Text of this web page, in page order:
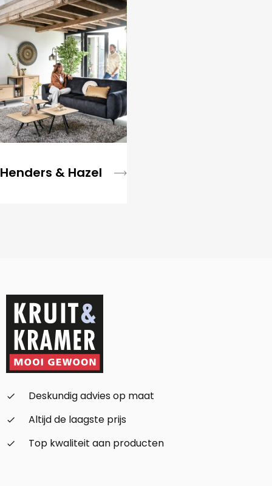
Henders & Hazel
check_small
Deskundig advies op maat
check_small
Altijd de laagste prijs
check_small
Top kwaliteit aan producten